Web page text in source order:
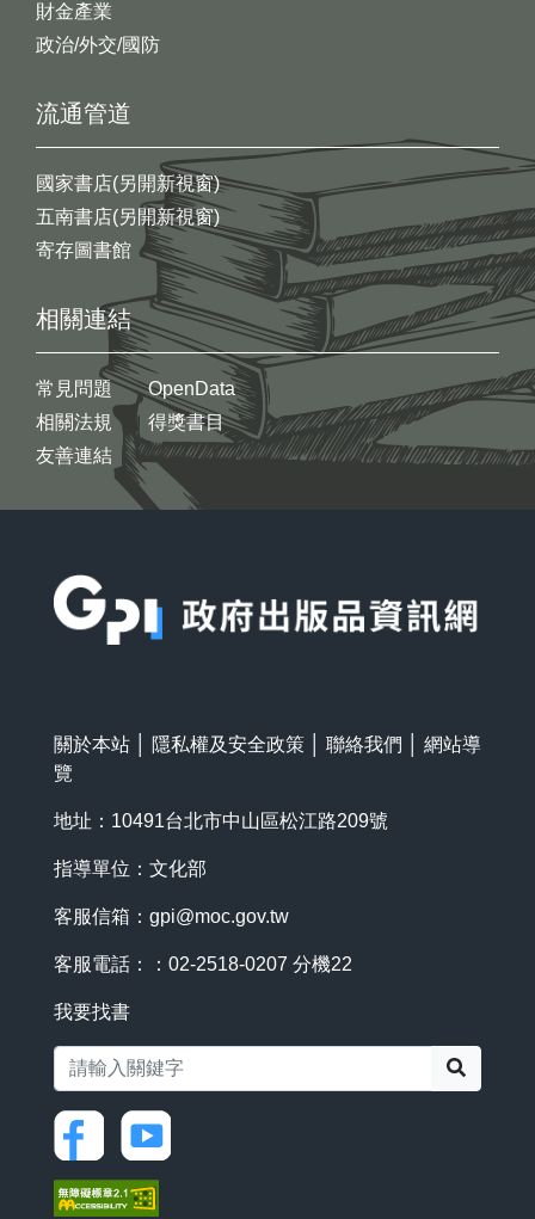
財金產業
政治/外交/國防
流通管道
國家書店(另開新視窗)
五南書店(另開新視窗)
寄存圖書館
相關連結
常見問題
相關法規
友善連結
OpenData
得獎書目
關於本站 隱私權及安全政策 聯絡我們
網站導
覽
地址：10491台北市中山區松江路209號
指導單位：文化部
客服信箱： gpi@moc.gov.tw
客服電話：：02-2518-0207 分機22
我要找書